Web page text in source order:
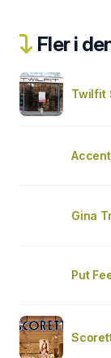
Fler i
Twilfit
Gina
Put